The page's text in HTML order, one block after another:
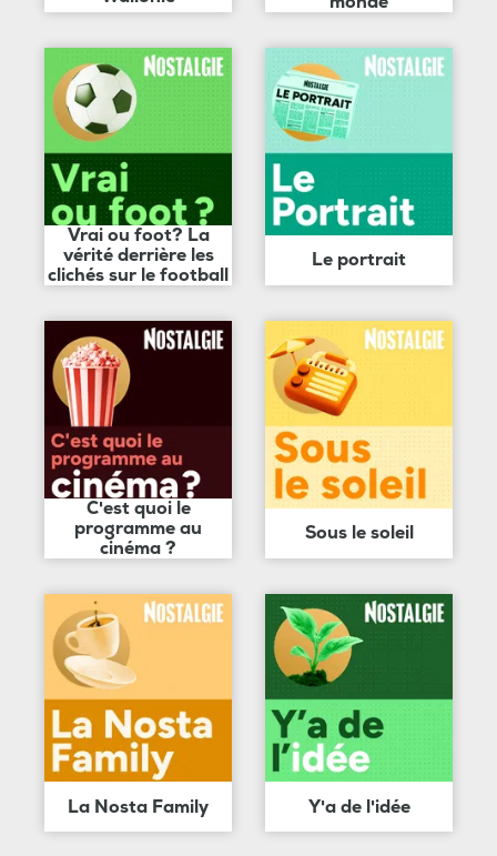
Vrai ou foot? La
vérité derrière les
clichés sur le football
Le portrait
C'est quoi le
programme au
cinéma ?
Sous le soleil
La Nosta Family Y'a de l'idée